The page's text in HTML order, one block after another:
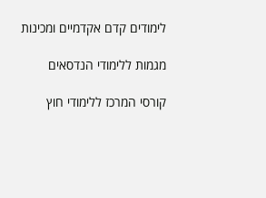
לימודים קדם אקדמיים ומכינות
מגמות ללימודי הנדסאים
קורסי המרכז ללימודי חוץ